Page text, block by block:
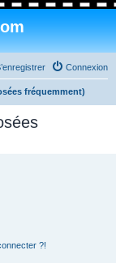
Connexion
fréquemment)
?!